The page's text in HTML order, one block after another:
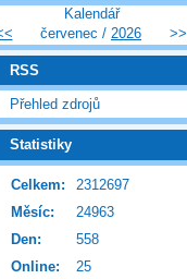
Kalendář
červenec / 2026 >>
RSS
Přehled zdrojů
Statistiky
Online: 25
Celkem:
2312697
Měsíc:
24963
Den:
558